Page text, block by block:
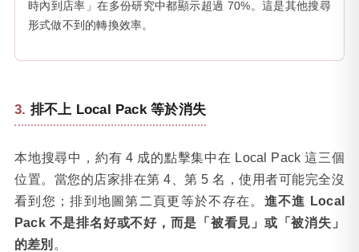
時內到店率」在多份研究中都顯示超過 70%。這是其他搜尋
形式做不到的轉換效率。
排不上 Local Pack 等於消失
本地搜尋中，約有 4 成的點擊集中在 Local Pack 這三個
位置。當您的店家排在第 4、第 5 名，使用者可能完全沒
看到您；排到地圖第二頁更等於不存在。 進不進 Local
Pack 不是排名好或不好，而是「被看見」或「被消失」
的差別 。